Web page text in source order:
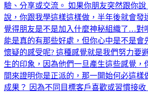
驗、分享或交流。 如果你朋友突然跟你
說，你跟我學這樣這樣做，半年後就會發
覺得朋友是不是加入什麼神秘組織了…對
能是真的有那些好處，但你心中是不是會
懷疑的感受呢? 這種感覺就是我們努力要
生的印象，因為他們一旦產生這些感覺，
間來證明你是正派的，那一開始何必這樣
成果？ 因為不同目標客戶喜歡或習慣接收